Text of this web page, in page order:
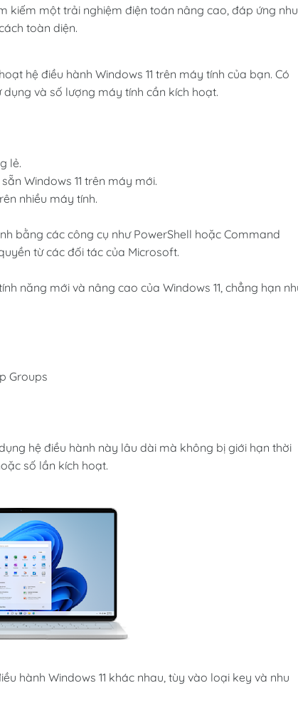
kiếm một trải nghiệm điện toán nâng cao, đáp ứng nhu
toàn diện.
hệ điều hành Windows 11 trên máy tính của bạn. Có
và số lượng máy tính cần kích hoạt.
lẻ.
Windows 11 trên máy mới.
nhiều máy tính.
bằng các công cụ như PowerShell hoặc Command
từ các đối tác của Microsoft.
năng mới và nâng cao của Windows 11, chẳng hạn
Groups
hệ điều hành này lâu dài mà không bị giới hạn thời
số lần kích hoạt.
hành Windows 11 khác nhau, tùy vào loại key và nhu